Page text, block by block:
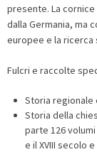
presente. La
dalla Germania, ma
europee e la ricerca
Fulcri e raccolte
Storia regionale
Storia della
parte 126
e il XVIII secolo